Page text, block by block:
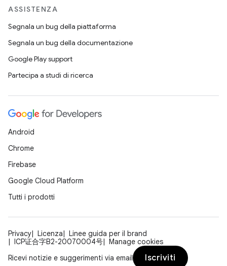
ASSISTENZA
Segnala un bug della piattaforma
Segnala un bug della documentazione
Google Play support
Partecipa a studi di ricerca
Android
Chrome
Firebase
Google Cloud Platform
Tutti i prodotti
Privacy Licenza
Linee guida per il brand
ICP证合字B2-20070004号
Manage cookies
Ricevi notizie e suggerimenti via email
Iscriviti